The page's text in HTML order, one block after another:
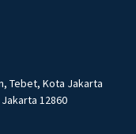
Tebet, Kota Jakarta
12860